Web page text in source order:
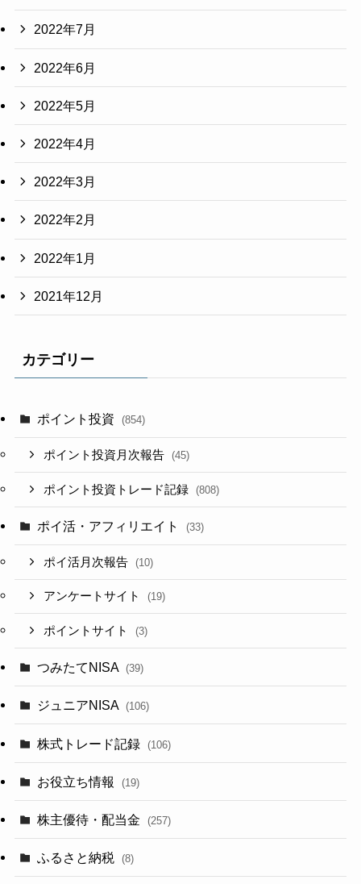
2022年7月
2022年6月
2022年5月
2022年4月
2022年3月
2022年2月
2022年1月
2021年12月
カテゴリー
ポイント投資 (854)
ポイント投資月次報告 (45)
ポイント投資トレード記録 (808)
ポイ活・アフィリエイト (33)
ポイ活月次報告 (10)
アンケートサイト (19)
ポイントサイト (3)
つみたてNISA (39)
ジュニアNISA (106)
株式トレード記録 (106)
お役立ち情報 (19)
株主優待・配当金 (257)
ふるさと納税 (8)